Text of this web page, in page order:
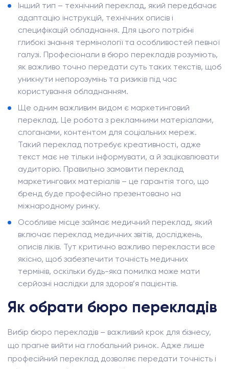
Інший тип – технічний переклад, який передбачає
адаптацію інструкцій, технічних описів і
специфікацій обладнання. Для цього потрібні
глибокі знання термінології та особливостей певної
галузі. Професіонали в бюро перекладів розуміють,
як важливо точно передати суть таких текстів, щоб
уникнути непорозумінь та ризиків під час
користування обладнанням.
Ще одним важливим видом є маркетинговий
переклад. Це робота з рекламними матеріалами,
слоганами, контентом для соціальних мереж.
Такий переклад потребує креативності, адже
текст має не тільки інформувати, а й зацікавлювати
аудиторію. Правильно замовити переклад
маркетингових матеріалів – це гарантія того, що
бренд буде професійно презентовано на
міжнародному ринку.
Особливе місце займає медичний переклад, який
включає переклад медичних звітів, досліджень,
описів ліків. Тут критично важливо перекласти все
якісно, щоб забезпечити точність медичних
термінів, оскільки будь-яка помилка може мати
серйозні наслідки для здоров’я пацієнтів.
Як обрати бюро перекладів
Вибір бюро перекладів – важливий крок для бізнесу,
що прагне вийти на глобальний ринок. Адже лише
професійний переклад дозволяє передати точність і